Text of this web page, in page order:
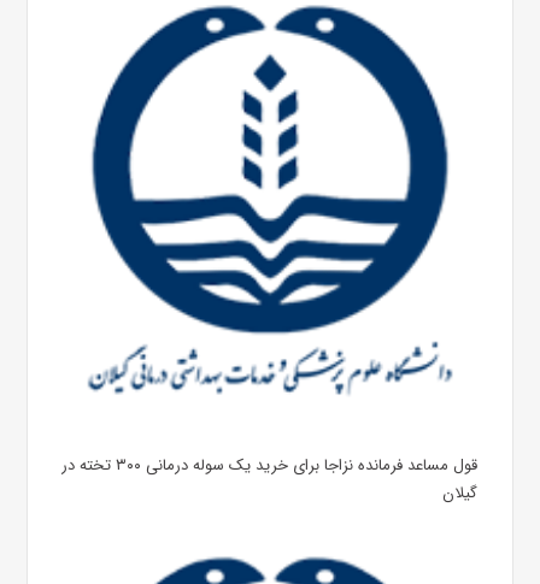
قول مساعد فرمانده نزاجا برای خرید یک سوله درمانی ۳۰۰ تخته در
گیلان